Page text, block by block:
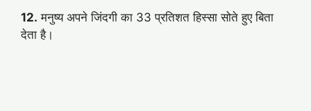
12. मनुष्य अपने जिंदगी का 33 प्रतिशत हिस्सा सोते हुए बिता
देता है।